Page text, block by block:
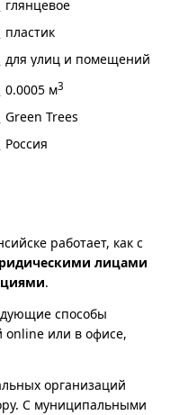
глянцевое
пластик
для улиц и помещений
0.0005 м3
Green Trees
Россия
работает, как с
лицами
.
способы
online или в офисе,
организаций
С муниципальными